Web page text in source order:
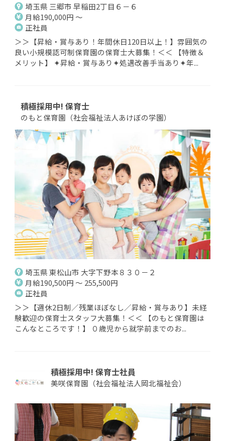
埼玉県 三郷市 早稲田2丁目６－６
月給190,000円 ～
正社員
＞＞【昇給・賞与あり！年間休日120日以上！】雰囲気の
良い小規模認可制保育園の保育士大募集！＜＜ 【特徴＆
メリット】 ✦昇給・賞与あり✦処遇改善手当あり✦年...
積極採用中! 保育士
のもと保育園（社会福祉法人あけぼの学園）
埼玉県 東松山市 大字下野本８３０－２
月給190,500円 ～ 255,500円
正社員
＞＞【週休2日制／残業ほぼなし／昇給・賞与あり】未経
験歓迎の保育士スタッフ大募集！＜＜ 【のもと保育園は
こんなところです！】 ０歳児から就学前までのお...
積極採用中! 保育士社員
美咲保育園（社会福祉法人岡北福祉会）